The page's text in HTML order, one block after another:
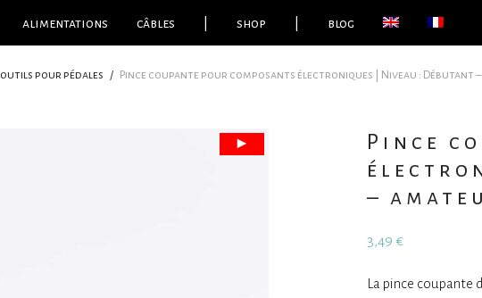
alimentations câbles shop blog
outils pour pédales / Pince coupante pour composants électroniques | Niveau : Débutant
Pince
–
3,49 €
La pince coupante